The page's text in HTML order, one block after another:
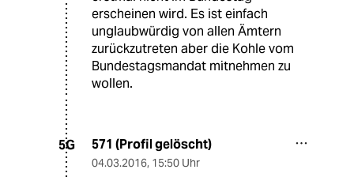
erscheinen wird. Es ist einfach
unglaubwürdig von allen Ämtern
zurückzutreten aber die Kohle vom
Bundestagsmandat mitnehmen zu
wollen.
5G 571 (Profil gelöscht)
04.03.2016, 15:50 Uhr